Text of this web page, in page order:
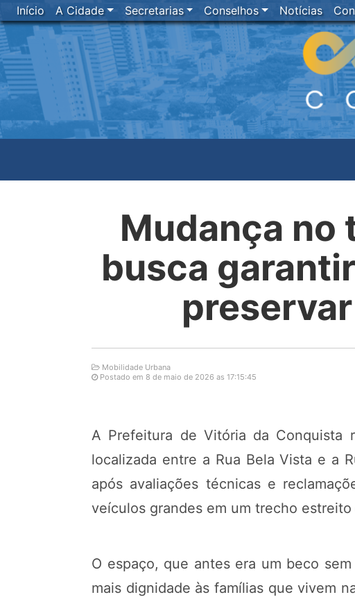
Início A Cidade Secretarias Conselhos Notícias
Mudança no
busca
Mobilidade Urbana
Postado em 8 de maio de 2026 as 17:15:45
A Prefeitura de Vitória da Conquista
localizada entre a Rua Bela Vista e a
após avaliações técnicas e
veículos grandes em um trecho estreito
O espaço, que antes era um beco
mais dignidade às famílias que vivem